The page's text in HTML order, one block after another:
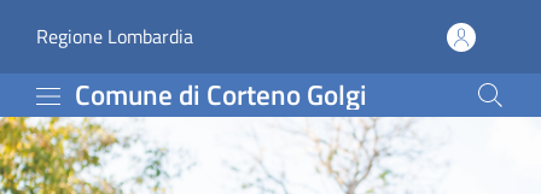
Giovane | Comune di
Regione Lombardia(apre in un'altra scheda).
Comune di Corteno Golgi